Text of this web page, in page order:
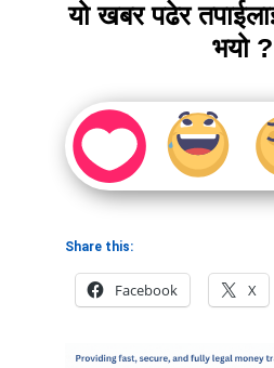
यो खबर पढेर
भयो ?
Share this:
Facebook X